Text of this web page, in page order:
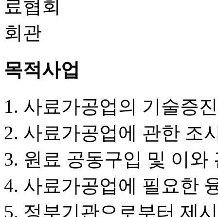
목적사업
사료가공업의 기술증
사료가공업에 관한 조
원료 공동구입 및 이와
사료가공업에 필요한
정부기관으로부터 제